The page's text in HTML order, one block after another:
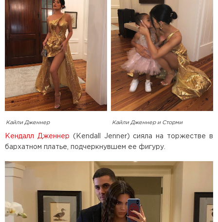
Кайли Дженнер Кайли Дженнер и Сторми
Кендалл Дженнер (Kendall Jenner) сияла на торжестве в
бархатном платье, подчеркнувшем ее фигуру.